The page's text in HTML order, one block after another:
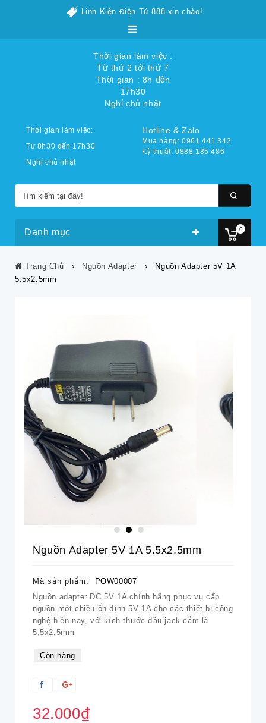
Linh Kiện Điện Tử 888 xin chào!
Thời gian làm việc :
Từ thứ 2 tới thứ 7
Thời gian : 8h đến
17h30
Nghỉ chủ nhật
0
Thời gian làm việc:
Từ 8h30 đến 17h30
Nghỉ chủ nhật
Hotline & Zalo
Mua hàng: 0961.441.342
Kỹ thuật: 0888.185.486
Danh mục
Trang Chủ Nguồn Adapter
Nguồn Adapter 5V 1A
5.5x2.5mm
Nguồn Adapter 5V 1A 5.5x2.5mm
Mã sản phẩm:
POW00007
Nguồn adapter DC 5V 1A chính hãng phục vụ cấp
nguồn một chiều ổn định 5V 1A cho các thiết bị công
nghệ hiện nay, với kích thước đầu jack cắm là
5,5x2,5mm
Còn hàng
32.000₫